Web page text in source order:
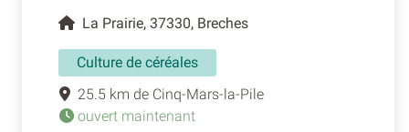
La Prairie, 37330, Breches
Culture de céréales
25.5 km de Cinq-Mars-la-Pile
ouvert maintenant